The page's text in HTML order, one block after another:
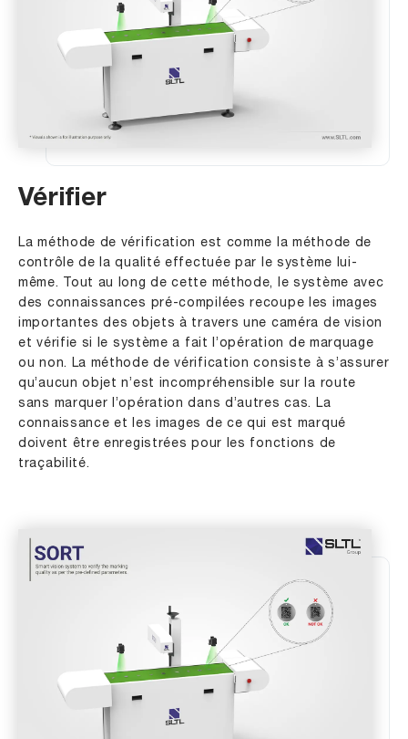
Vérifier
La méthode de vérification est comme la méthode de
contrôle de la qualité effectuée par le système lui-
même. Tout au long de cette méthode, le système avec
des connaissances pré-compilées recoupe les images
importantes des objets à travers une caméra de vision
et vérifie si le système a fait l’opération de marquage
ou non. La méthode de vérification consiste à s’assurer
qu’aucun objet n’est incompréhensible sur la route
sans marquer l’opération dans d’autres cas. La
connaissance et les images de ce qui est marqué
doivent être enregistrées pour les fonctions de
traçabilité.